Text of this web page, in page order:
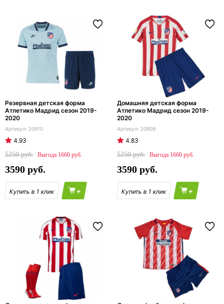
Резервная детская форма
Атлетико Мадрид сезон 2019-
2020
20910
4.93
5250
1660
3590
+
Домашняя детская форма
Атлетико Мадрид сезон 2019-
2020
20909
4.83
5250
1660
3590
+